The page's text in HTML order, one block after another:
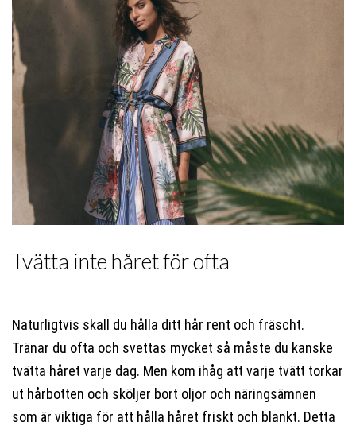
Tvätta inte håret för ofta
Naturligtvis skall du hålla ditt hår rent och fräscht.
Tränar du ofta och svettas mycket så måste du kanske
tvätta håret varje dag. Men kom ihåg att varje tvätt torkar
ut hårbotten och sköljer bort oljor och näringsämnen
som är viktiga för att hålla håret friskt och blankt. Detta